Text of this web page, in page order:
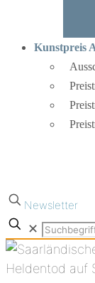
Kunstpreis
Newsletter
✕